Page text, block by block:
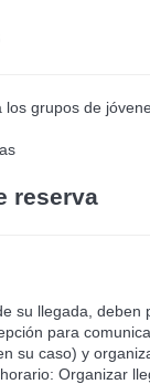
los grupos de
reserva
su llegada, deben
para
su caso) y
Organizar